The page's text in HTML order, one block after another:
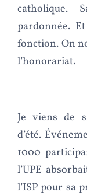
catholique.
pardonnée.
fonction. On
l’honorariat.
Je viens de
d’été.
1000
l’UPE
l’ISP pour sa